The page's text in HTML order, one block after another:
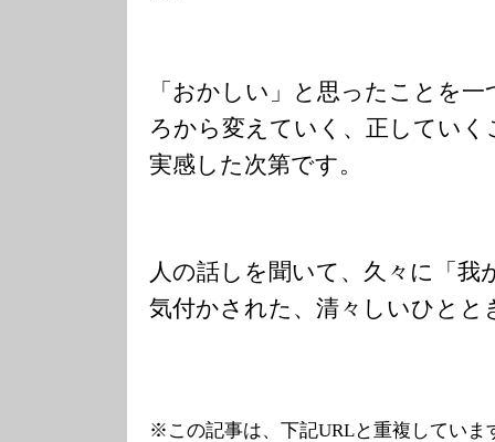
「おかしい」と思ったことを
ろから変えていく、正してい
実感した次第です。
人の話しを聞いて、久々に「我
気付かされた、清々しいひとと
※この記事は、下記URLと重複していま